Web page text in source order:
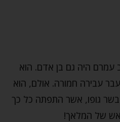
עמרם היה גם בן אדם. הוא
עבירה חמורה. אולם, הוא
גופו, אשר התפתה כל כך
של המלאך!